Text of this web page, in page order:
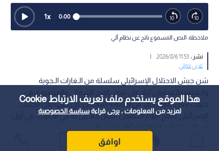
هذا الموقع يستخدم ملف تعريف الارتباط Cookie
لمزيد من المعلومات ، يرجى قراءةسياسة الخصوصية
اوافق
0:00
1x
ملاحظة: النص المسموع ناتج عن نظام آلي
نشر :11:53 2026/8/6
|
عربي دولي
شن جيش الاحتلال الإسرائيلي سلسلة من الـغارات الـجوية
جنوب لبنان، مما أسفر عن إصابة 4 أشخاص؛ في حين أعلن الجيش
الإسرائيلي صباح اليوم الخميس مقتل جنديين له في الجنوب، في أول